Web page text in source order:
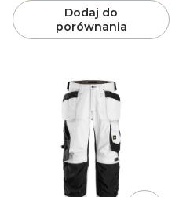
Dodaj do
porównania